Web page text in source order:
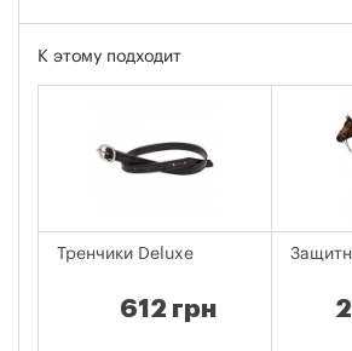
К этому подходит
Тренчики Deluxe
612 грн